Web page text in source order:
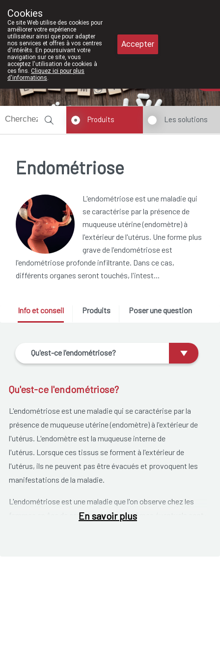
011/610300
Aujourd'hui A présent
Produits Les solutions
Endométriose
L'endométriose est une maladie qui
se caractérise par la présence de
muqueuse utérine (endomètre) à
l'extérieur de l'utérus. Une forme plus
grave de l'endométriose est
l'endométriose profonde infiltrante. Dans ce cas,
différents organes seront touchés, l'intest...
Info et conseil Produits Poser une question
Qu'est-ce l'endométriose?
Qu'est-ce l'endométriose?
L'endométriose est une maladie qui se caractérise par la
présence de muqueuse utérine (endomètre) à l'extérieur de
l'utérus. L'endomètre est la muqueuse interne de
l'utérus. Lorsque ces tissus se forment à l'extérieur de
l'utérus, ils ne peuvent pas être évacués et provoquent les
manifestations de la maladie.
L'endométriose est une maladie que l'on observe chez les
femmes en âge de procréer. Les symptômes éventuels sont:
En savoir plus
Cookies
Ce site Web utilise des cookies pour
améliorer votre expérience
utilisateur ainsi que pour adapter
nos services et offres à vos centres
d'intérêts. En poursuivant votre
navigation sur ce site, vous
acceptez l'utilisation de cookies à
ces fins. Cliquez ici pour plus
d'informations.
Accepter